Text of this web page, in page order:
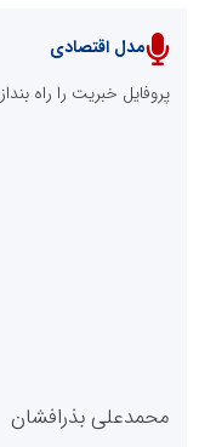
پایگاه خبری نهضت
پایگاه خبری گفتمان
مدل اقتصادی
پروفایل خبریت را راه بنداز
محمدعلی بذرافشان